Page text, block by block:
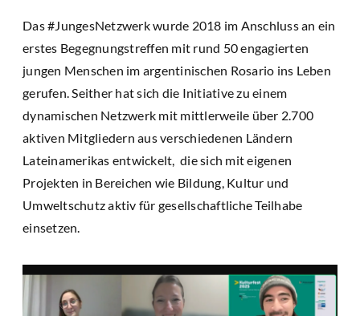
Das #JungesNetzwerk wurde 2018 im Anschluss an ein
erstes Begegnungstreffen mit rund 50 engagierten
jungen Menschen im argentinischen Rosario ins Leben
gerufen. Seither hat sich die Initiative zu einem
dynamischen Netzwerk mit mittlerweile über 2.700
aktiven Mitgliedern aus verschiedenen Ländern
Lateinamerikas entwickelt, die sich mit eigenen
Projekten in Bereichen wie Bildung, Kultur und
Umweltschutz aktiv für gesellschaftliche Teilhabe
einsetzen.